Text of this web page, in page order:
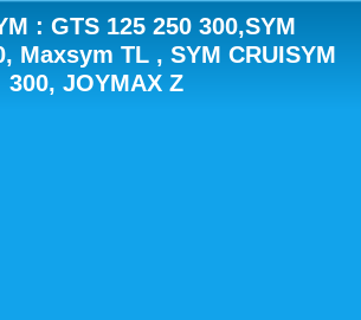
: GTS 125 250 300,SYM
Maxsym TL , SYM CRUISYM
300, JOYMAX Z